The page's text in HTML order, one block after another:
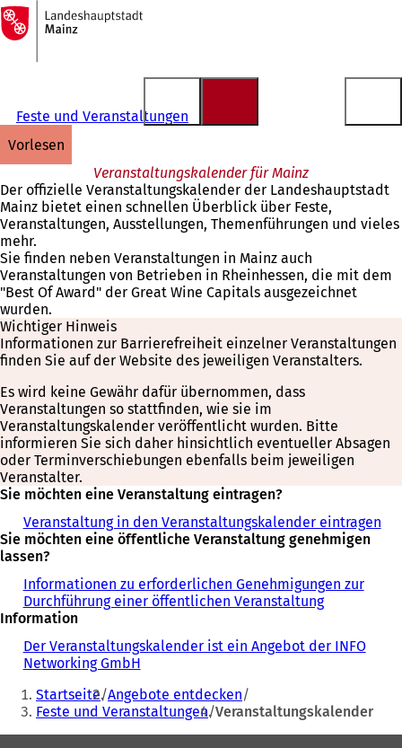
Inhalt anspringen
Zur
Startseite
Feste und Veranstaltungen
vorlesen
Veranstaltungskalender für Mainz
Der offizielle Veranstaltungskalender der Landeshauptstadt
Mainz bietet einen schnellen Überblick über Feste,
Veranstaltungen, Ausstellungen, Themenführungen und vieles
mehr.
Sie finden neben Veranstaltungen in Mainz auch
Veranstaltungen von Betrieben in Rheinhessen, die mit dem
"Best Of Award" der Great Wine Capitals ausgezeichnet
wurden.
Wichtiger Hinweis
Informationen zur Barrierefreiheit einzelner Veranstaltungen
finden Sie auf der Website des jeweiligen Veranstalters.
Es wird keine Gewähr dafür übernommen, dass
Veranstaltungen so stattfinden, wie sie im
Veranstaltungskalender veröffentlicht wurden. Bitte
informieren Sie sich daher hinsichtlich eventueller Absagen
oder Terminverschiebungen ebenfalls beim jeweiligen
Veranstalter.
Sie möchten eine Veranstaltung eintragen?
Veranstaltung in den Veranstaltungskalender eintragen
Sie möchten eine öffentliche Veranstaltung genehmigen
lassen?
Informationen zu erforderlichen Genehmigungen zur
Durchführung einer öffentlichen Veranstaltung
Information
Der Veranstaltungskalender ist ein Angebot der INFO
Networking GmbH
Sie
befinden
sich
Startseite Angebote entdecken
Feste und Veranstaltungen Veranstaltungskalender